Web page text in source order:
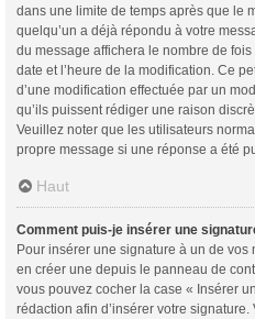
dans une limite de temps après que le
quelqu’un a déjà répondu à votre
du message affichera le nombre de
date et l’heure de la modification. Ce
d’une modification effectuée par un
qu’ils puissent rédiger une raison
Veuillez noter que les utilisateurs
propre message si une réponse a été
Haut
Comment puis-je insérer une
Pour insérer une signature à un de vos
en créer une depuis le panneau de
vous pouvez cocher la case « Insérer
rédaction afin d’insérer votre